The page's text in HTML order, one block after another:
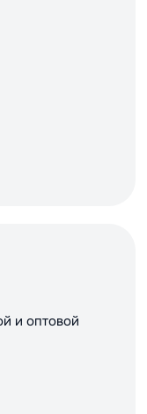
и оптовой